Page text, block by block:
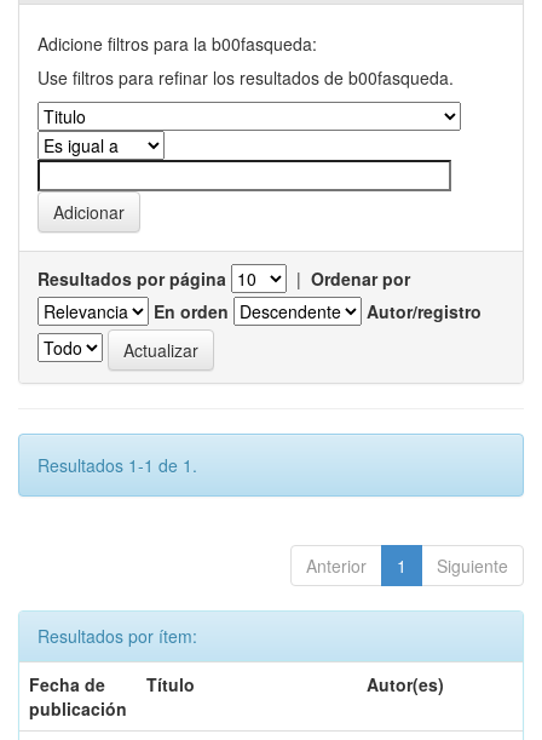
Adicione filtros para la b00fasqueda:
Use filtros para refinar los resultados de b00fasqueda.
Resultados por página | Ordenar por
En orden
Autor/registro
Resultados 1-1 de 1.
Anterior 1 Siguiente
Resultados por ítem:
Fecha de
publicación
Título Autor(es)